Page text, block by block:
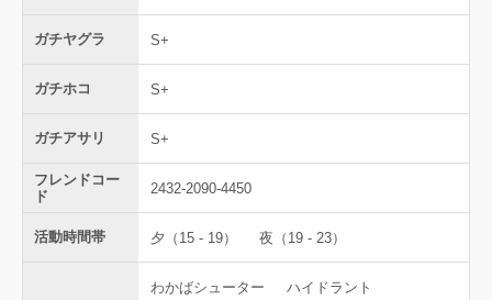
ガチヤグラ S+
ガチホコ S+
ガチアサリ S+
フレンドコー
ド
2432-2090-4450
活動時間帯 夕（15 - 19） 夜（19 - 23）
わかばシューター ハイドラント